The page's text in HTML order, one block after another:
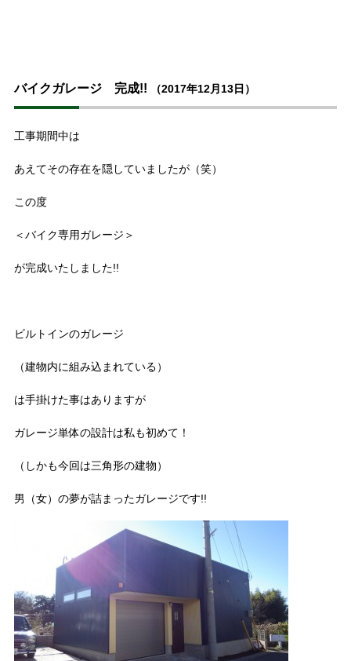
バイクガレージ 完成!! （2017年12月13日）
工事期間中は
あえてその存在を隠していましたが（笑）
この度
＜バイク専用ガレージ＞
が完成いたしました!!
ビルトインのガレージ
（建物内に組み込まれている）
は手掛けた事はありますが
ガレージ単体の設計は私も初めて！
（しかも今回は三角形の建物）
男（女）の夢が詰まったガレージです!!